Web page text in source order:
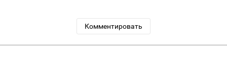
Комментировать